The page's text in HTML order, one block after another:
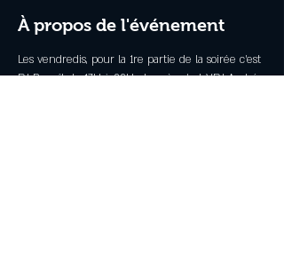
À propos de l'événement
Les vendredis, pour la 1re partie de la soirée c'est
DJ Benoît de 17H à 22H et après c'est VDJ André